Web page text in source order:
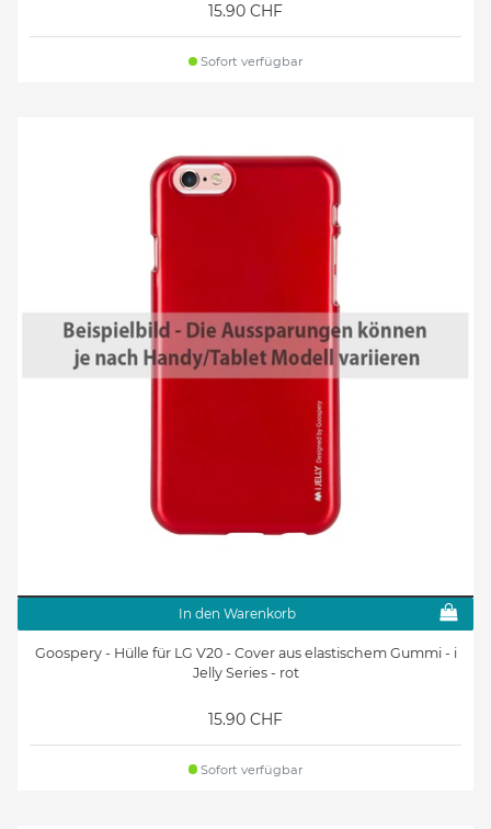
15.90 CHF
Sofort verfügbar
In den Warenkorb
Goospery - Hülle für LG V20 - Cover aus elastischem Gummi - i
Jelly Series - rot
15.90 CHF
Sofort verfügbar